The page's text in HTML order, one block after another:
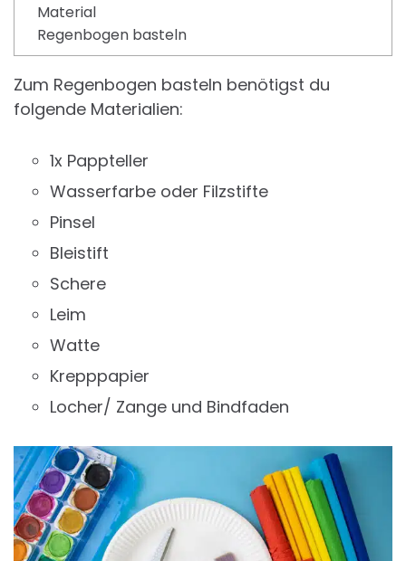
Material
Regenbogen basteln
Zum Regenbogen basteln benötigst du
folgende Materialien:
1x Pappteller
Wasserfarbe oder Filzstifte
Pinsel
Bleistift
Schere
Leim
Watte
Krepppapier
Locher/ Zange und Bindfaden